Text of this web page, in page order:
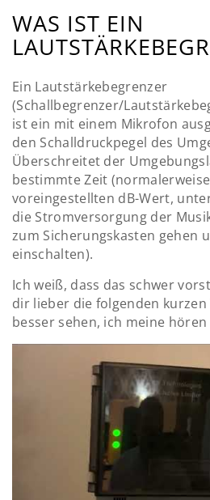
WAS IST EIN
Ein Lautstärkebegrenzer
(Schallbegrenzer/
ist ein mit einem Mikrofon
den Schalldruckpegel des
Überschreitet der
bestimmte Zeit
voreingestellten dB-Wert,
die Stromversorgung der
zum Sicherungskasten gehen
einschalten).
Ich weiß, dass das schwer
dir lieber die folgenden kurzen
besser sehen, ich meine hören